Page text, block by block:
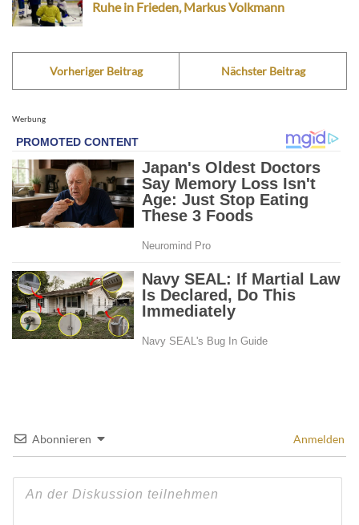
Ruhe in Frieden, Markus Volkmann
Vorheriger Beitrag Nächster Beitrag
Werbung
Abonnieren Anmelden